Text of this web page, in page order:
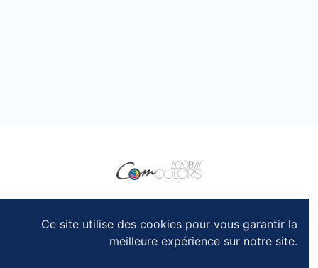
Ce site utilise des cookies pour vous garantir la
meilleure expérience sur notre site.
+33 1 69 23 39 19
+33 7 64 85 37 64